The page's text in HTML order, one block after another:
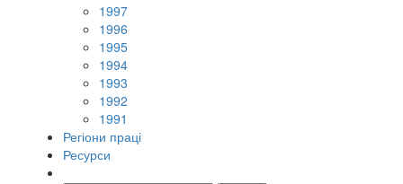
1997
1996
1995
1994
1993
1992
1991
Регіони праці
Ресурси